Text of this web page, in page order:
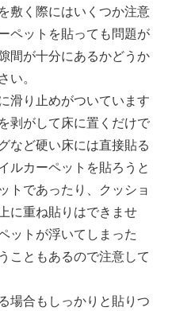
敷く際にはいくつか注意
ペットを貼っても問題が
間が十分にあるかどうか
。
滑り止めがついています
剥がして床に置くだけで
など硬い床には直接貼る
ルカーペットを貼ろうと
トであったり、クッショ
に重ね貼りはできませ
ットが浮いてしまった
こともあるので注意して
場合もしっかりと貼りつ